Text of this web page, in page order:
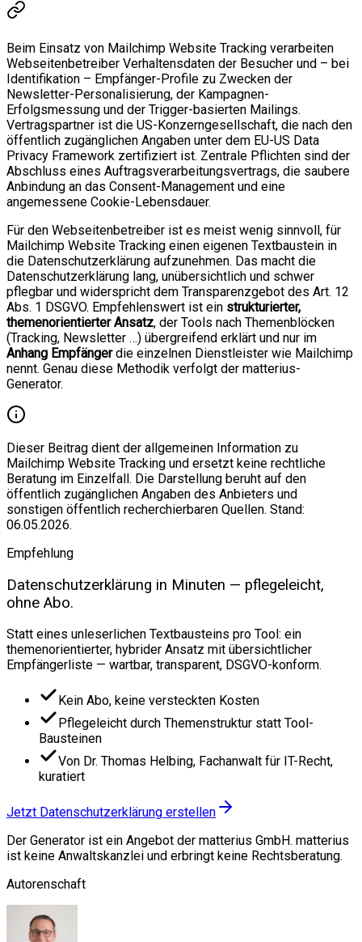
Beim Einsatz von Mailchimp Website Tracking verarbeiten
Webseitenbetreiber Verhaltensdaten der Besucher und – bei
Identifikation – Empfänger-Profile zu Zwecken der
Newsletter-Personalisierung, der Kampagnen-
Erfolgsmessung und der Trigger-basierten Mailings.
Vertragspartner ist die US-Konzerngesellschaft, die nach den
öffentlich zugänglichen Angaben unter dem EU-US Data
Privacy Framework zertifiziert ist. Zentrale Pflichten sind der
Abschluss eines Auftragsverarbeitungsvertrags, die saubere
Anbindung an das Consent-Management und eine
angemessene Cookie-Lebensdauer.
Für den Webseitenbetreiber ist es meist wenig sinnvoll, für
Mailchimp Website Tracking einen eigenen Textbaustein in
die Datenschutzerklärung aufzunehmen. Das macht die
Datenschutzerklärung lang, unübersichtlich und schwer
pflegbar und widerspricht dem Transparenzgebot des Art. 12
Abs. 1 DSGVO. Empfehlenswert ist ein strukturierter,
themenorientierter Ansatz, der Tools nach Themenblöcken
(Tracking, Newsletter …) übergreifend erklärt und nur im
Anhang Empfängerdie einzelnen Dienstleister wie Mailchimp
nennt. Genau diese Methodik verfolgt der matterius-
Generator.
Dieser Beitrag dient der allgemeinen Information zu
Mailchimp Website Tracking und ersetzt keine rechtliche
Beratung im Einzelfall. Die Darstellung beruht auf den
öffentlich zugänglichen Angaben des Anbieters und
sonstigen öffentlich recherchierbaren Quellen. Stand:
06.05.2026.
Empfehlung
Datenschutzerklärung in Minuten — pflegeleicht,
ohne Abo.
Statt eines unleserlichen Textbausteins pro Tool: ein
themenorientierter, hybrider Ansatz mit übersichtlicher
Empfängerliste — wartbar, transparent, DSGVO-konform.
Kein Abo, keine versteckten Kosten
Pflegeleicht durch Themenstruktur statt Tool-
Bausteinen
Von Dr. Thomas Helbing, Fachanwalt für IT-Recht,
kuratiert
Jetzt Datenschutzerklärung erstellen
Der Generator ist ein Angebot der matterius GmbH. matterius
ist keine Anwaltskanzlei und erbringt keine Rechtsberatung.
Autorenschaft